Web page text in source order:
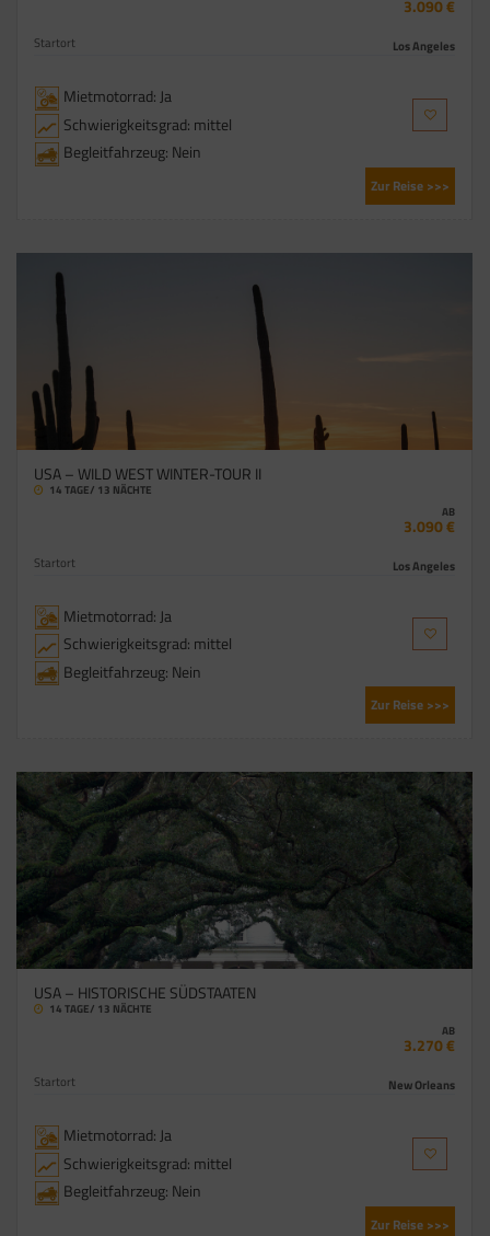
3.090 €
Startort Los Angeles
Mietmotorrad: Ja
Schwierigkeitsgrad: mittel
Begleitfahrzeug: Nein
Zur Reise >>>
USA – WILD WEST WINTER-TOUR II
14 TAGE/ 13 NÄCHTE
AB
3.090 €
Startort Los Angeles
Mietmotorrad: Ja
Schwierigkeitsgrad: mittel
Begleitfahrzeug: Nein
Zur Reise >>>
USA – HISTORISCHE SÜDSTAATEN
14 TAGE/ 13 NÄCHTE
AB
3.270 €
Startort New Orleans
Mietmotorrad: Ja
Schwierigkeitsgrad: mittel
Begleitfahrzeug: Nein
Zur Reise >>>